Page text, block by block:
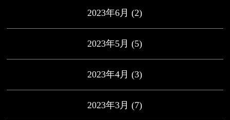
2023年6月 (2)
2023年5月 (5)
2023年4月 (3)
2023年3月 (7)